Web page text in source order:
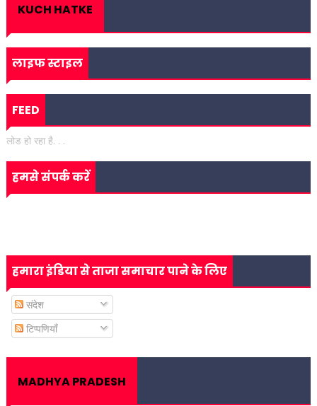
KUCH HATKE
लाइफ स्टाइल
FEED
लोड हो रहा है. . .
हमसे संपर्क करें
हमारा इंडिया से ताजा समाचार पाने के लिए
संदेश
टिप्पणियाँ
MADHYA PRADESH